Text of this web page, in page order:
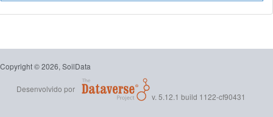
Copyright © 2026, SoilData
Desenvolvido por
v. 5.12.1 build 1122-cf90431